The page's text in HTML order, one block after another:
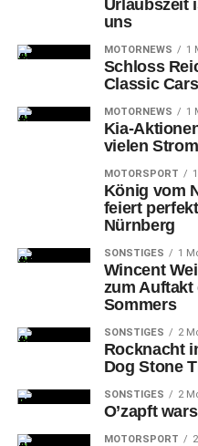
Schläger, als er über die
aufs kurze Eck schoss,
Scheibe blieb knapp vor
Urlaubszeit
uns
MOTORNEWS 1
Schloss
Classic Cars
MOTORNEWS 1
Kia-
vielen
MOTORSPORT
König vom
feiert
Nürnberg
SONSTIGES 1
Wincent
zum Auftakt
Sommers
SONSTIGES 2
Rocknacht
Dog Stone
SONSTIGES 2
O’zapft
MOTORSPORT